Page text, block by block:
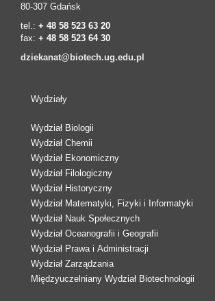
80-307 Gdańsk
tel.: + 48 58 523 63 20
fax: + 48 58 523 64 30
dziekanat@biotech.ug.edu.pl
Wydziały
Wydział Biologii
Wydział Chemii
Wydział Ekonomiczny
Wydział Filologiczny
Wydział Historyczny
Wydział Matematyki, Fizyki i Informatyki
Wydział Nauk Społecznych
Wydział Oceanografii i Geografii
Wydział Prawa i Administracji
Wydział Zarządzania
Międzyuczelniany Wydział Biotechnologii